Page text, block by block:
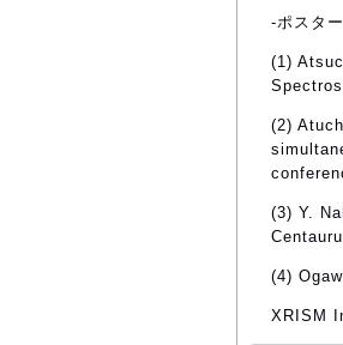
-ポスター
(1)
(2)
(3) Y.
(4)
XRISM